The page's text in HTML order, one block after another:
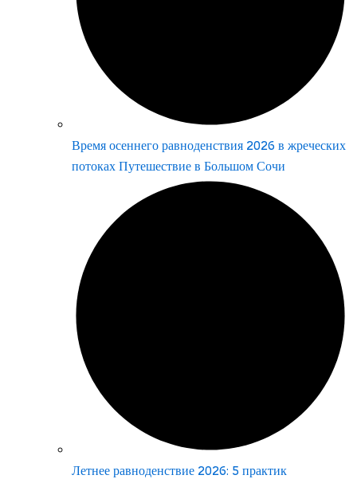
Время осеннего равноденствия 2026 в жреческих
потоках Путешествие в Большом Сочи
Летнее равноденствие 2026: 5 практик